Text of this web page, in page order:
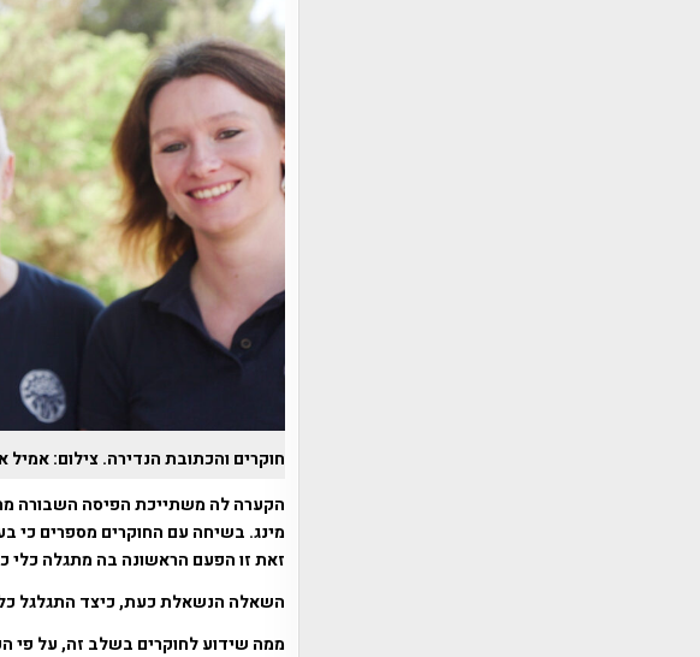
חוקרים והכתובת הנדירה. צילום: אמיל
מינג. בשיחה עם החוקרים מספרים כי
זאת זו הפעם הראשונה בה מתגלה כלי
השאלה הנשאלת כעת, כיצד התגלגל כלי